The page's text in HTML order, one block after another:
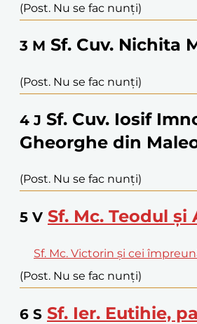
(Post. Nu se fac nunți)
3 M Sf. Cuv. Nichita
(Post. Nu se fac nunți)
4 J Sf. Cuv. Iosif
Gheorghe din
(Post. Nu se fac nunți)
5 V Sf. Mc. Teodul și
Sf. Mc. Victorin și cei
(Post. Nu se fac nunți)
6 S Sf. Ier. Eutihie,